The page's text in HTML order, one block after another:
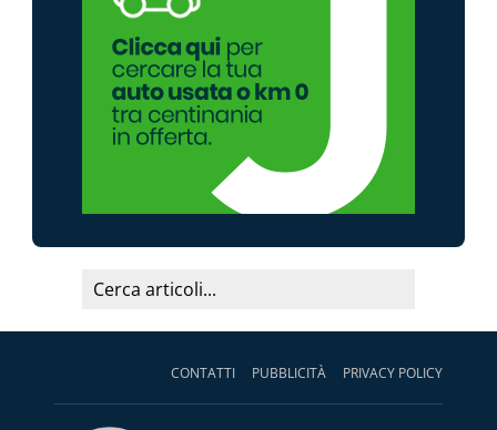
CONTATTI PUBBLICITÀ PRIVACY POLICY